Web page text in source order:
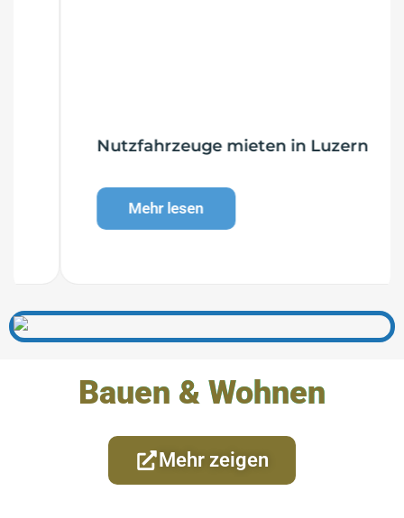
Nutzfahrzeuge mieten in Luzern
Mehr lesen
Bauen & Wohnen
Mehr zeigen